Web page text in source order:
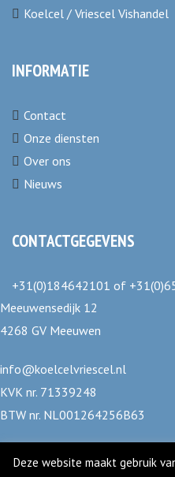
Koelcel / Vriescel Vishandel
INFORMATIE
Contact
Onze diensten
Over ons
Nieuws
CONTACTGEGEVENS
+31(0)184642101 of
Meeuwensedijk 12
4268 GV Meeuwen
info@koelcelvriescel.nl
KVK nr. 71339248
BTW nr. NL001264256B63
Deze website maakt gebruik